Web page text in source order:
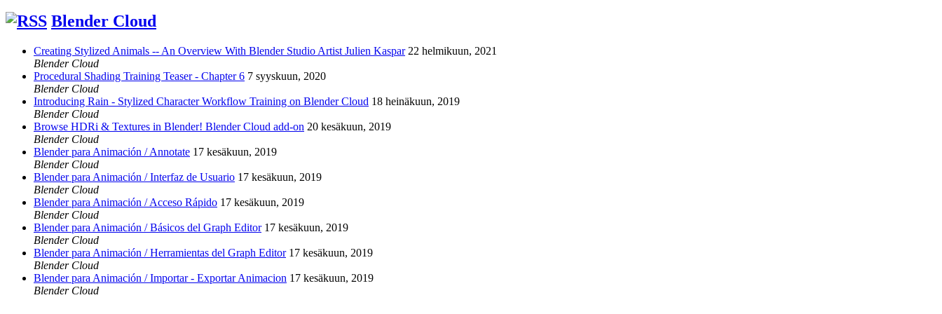
Blender Cloud
Creating Stylized Animals -- An Overview With Blender Studio Artist Julien Kaspar 22 helmikuun, 2021
Blender Cloud
Procedural Shading Training Teaser - Chapter 6 7 syyskuun, 2020
Blender Cloud
Introducing Rain - Stylized Character Workflow Training on Blender Cloud 18 heinäkuun, 2019
Blender Cloud
Browse HDRi & Textures in Blender! Blender Cloud add-on 20 kesäkuun, 2019
Blender Cloud
Blender para Animación / Annotate 17 kesäkuun, 2019
Blender Cloud
Blender para Animación / Interfaz de Usuario 17 kesäkuun, 2019
Blender Cloud
Blender para Animación / Acceso Rápido 17 kesäkuun, 2019
Blender Cloud
Blender para Animación / Básicos del Graph Editor 17 kesäkuun, 2019
Blender Cloud
Blender para Animación / Herramientas del Graph Editor 17 kesäkuun, 2019
Blender Cloud
Blender para Animación / Importar - Exportar Animacion 17 kesäkuun, 2019
Blender Cloud